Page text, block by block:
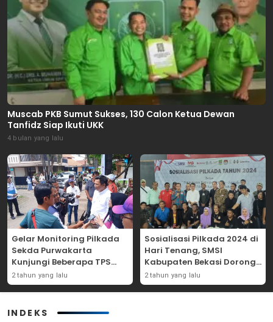
Muscab PKB Sumut Sukses, 130 Calon Ketua Dewan
Tanfidz Siap Ikuti UKK
4 bulan yang lalu
Gelar Monitoring Pilkada
Sekda Purwakarta
Kunjungi Beberapa TPS
Yang Ada Di Purwakarta
2 tahun yang lalu
Sosialisasi Pilkada 2024 di
Hari Tenang, SMSI
Kabupaten Bekasi Dorong
Angka Partisipasi
Masyarakat
2 tahun yang lalu
INDEKS